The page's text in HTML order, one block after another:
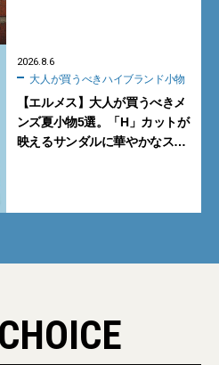
2026.8.6
大人が買うべきハイブランド小物
【エルメス】大人が買うべきメ
ンズ夏小物5選。「H」カットが
映えるサンダルに華やかなス